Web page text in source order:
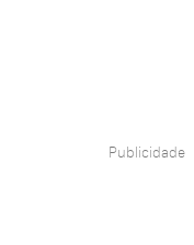
Publicidade